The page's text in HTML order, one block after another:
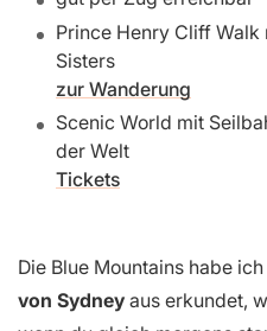
Prince Henry Cliff
Sisters
zur Wanderung
Scenic World mit
der Welt
Tickets
Die Blue Mountains habe
von Sydney aus erkundet,